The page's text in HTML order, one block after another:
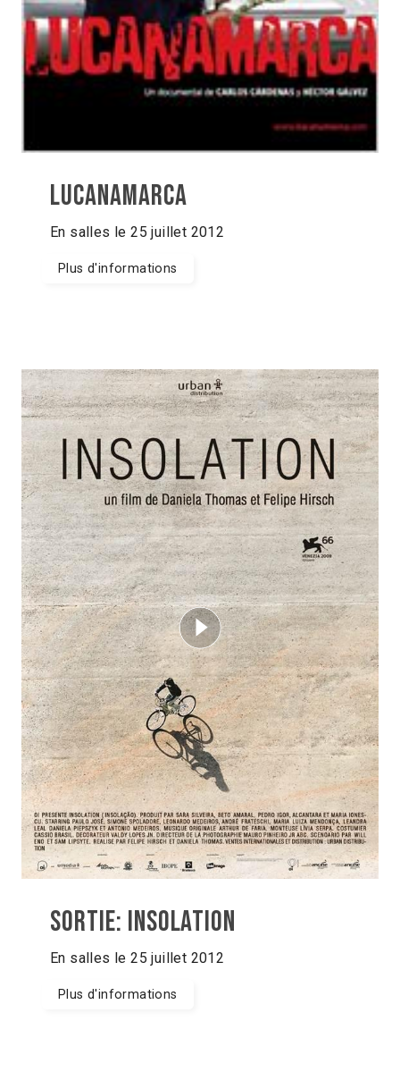
Lucanamarca
En salles le 25 juillet 2012
Plus d'informations
Sortie: Insolation
En salles le 25 juillet 2012
Plus d'informations